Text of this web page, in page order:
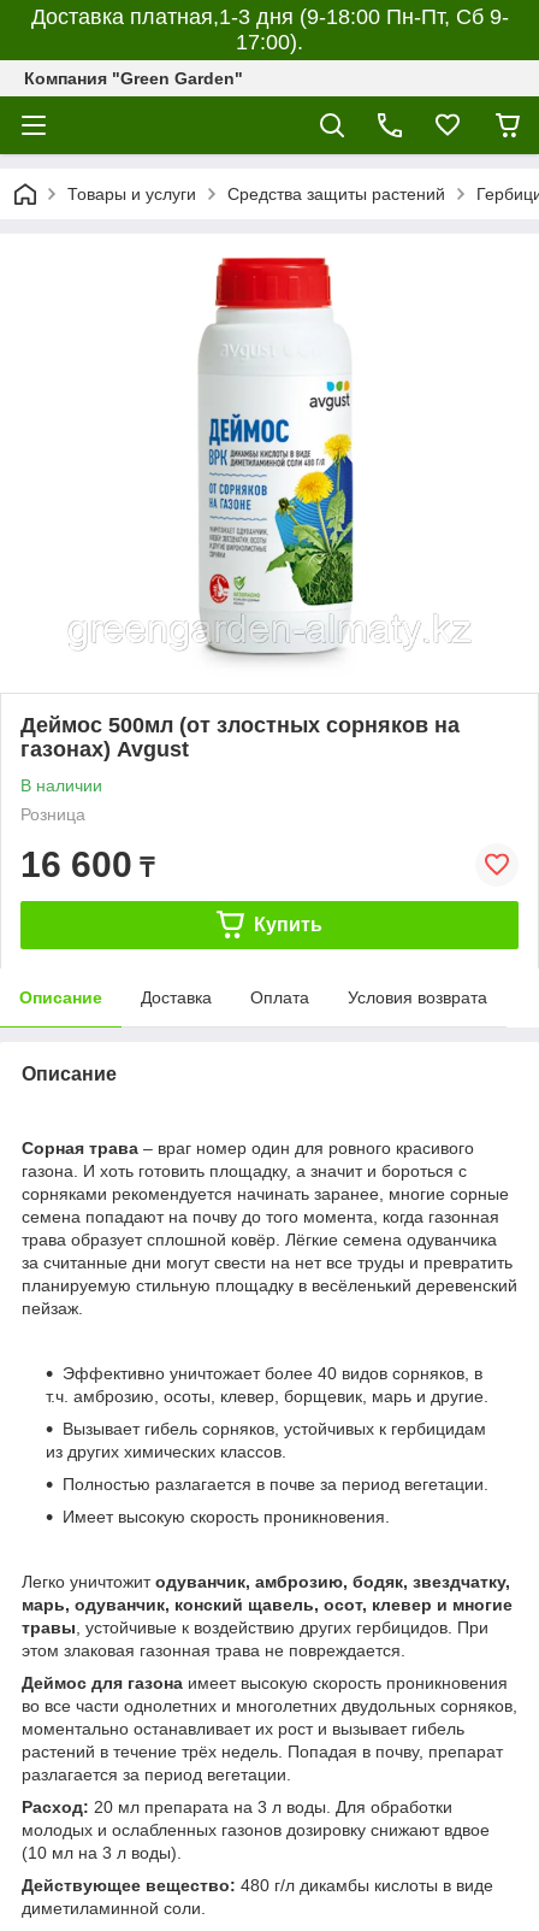
Доставка платная,1-3 дня (9-18:00 Пн-Пт, Сб 9-
17:00).
Компания "Green Garden"
Товары и услуги Средства защиты растений
Деймос 500мл (от злостных сорняков на
газонах) Avgust
В наличии
Розница
16 600 ₸
Купить
Описание Доставка Оплата Условия возврата
Описание
Сорная трава – враг номер один для ровного красивого
газона. И хоть готовить площадку, а значит и бороться с
сорняками рекомендуется начинать заранее, многие сорные
семена попадают на почву до того момента, когда газонная
трава образует сплошной ковёр. Лёгкие семена одуванчика
за считанные дни могут свести на нет все труды и превратить
планируемую стильную площадку в весёленький деревенский
пейзаж.
Эффективно уничтожает более 40 видов сорняков, в
т.ч. амброзию, осоты, клевер, борщевик, марь и другие.
Вызывает гибель сорняков, устойчивых к гербицидам
из других химических классов.
Полностью разлагается в почве за период вегетации.
Имеет высокую скорость проникновения.
Легко уничтожитодуванчик, амброзию, бодяк, звездчатку,
марь, одуванчик, конский щавель, осот, клевер и многие
травы , устойчивые к воздействию других гербицидов. При
этом злаковая газонная трава не повреждается.
Деймос для газона имеет высокую скорость проникновения
во все части однолетних и многолетних двудольных сорняков,
моментально останавливает их рост и вызывает гибель
растений в течение трёх недель. Попадая в почву, препарат
разлагается за период вегетации.
Расход: 20 мл препарата на 3 л воды. Для обработки
молодых и ослабленных газонов дозировку снижают вдвое
(10 мл на 3 л воды).
Действующее вещество: 480 г/л дикамбы кислоты в виде
диметиламинной соли.